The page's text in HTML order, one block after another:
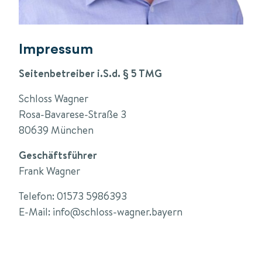
Impressum
Seitenbetreiber i.S.d. § 5 TMG
Schloss Wagner
Rosa-Bavarese-Straße 3
80639 München
Geschäftsführer
Frank Wagner
Telefon: 01573 5986393
E-Mail: info@schloss-wagner.bayern